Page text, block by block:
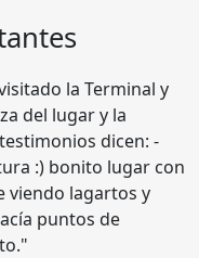
la Terminal y
del lugar y la
dicen: -
:) bonito lugar con
viendo lagartos y
puntos de